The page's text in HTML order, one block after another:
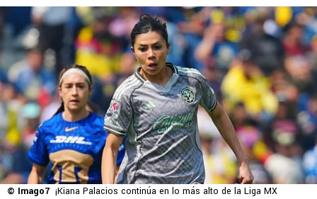
© Imago7 ¡Kiana Palacios continúa en lo más alto de la Liga MX